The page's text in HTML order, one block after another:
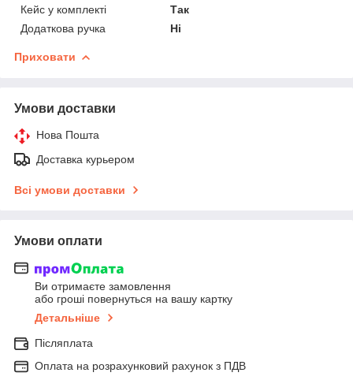
Кейс у комплекті
Так
Додаткова ручка
Ні
Приховати
Умови доставки
Нова Пошта
Доставка курьером
Всі умови доставки
Умови оплати
Ви отримаєте замовлення
або гроші повернуться на вашу картку
Детальніше
Післяплата
Оплата на розрахунковий рахунок з ПДВ